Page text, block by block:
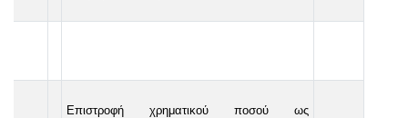
Επιστροφή χρηματικού ποσού ως